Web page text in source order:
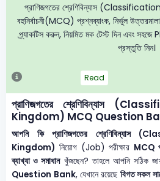
প্রাণিজগতের শ্রেণিবিন্যাস
বহুনির্বাচনী(MCQ) প্রশ্নব্যাংক, নির্ভুল
প্র্যাকটিস করুন, নিয়মিত মক টেস্ট দিন এবং সহজে
প্রস্তুতি নিন।
Read
প্রাণিজগতের শ্রেণিবিন্যাস
Kingdom) MCQ Question
আপনি কি প্রাণিজগতের
Kingdom) নিয়োগ (Job) পরীক্ষার MCQ
ব্যাখ্যা ও সমাধানখুঁজছেন? তাহলে আপনি সঠিক
Question Bank, যেখানে রয়েছে বিগত সকল